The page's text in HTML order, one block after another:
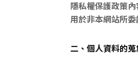
隱私權保護政策
用於非本網站所
二、個人資料的